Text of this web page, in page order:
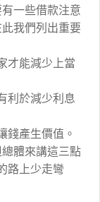
一些借款注意
我們列出重要
才能減少上當
利於減少利息
錢產生價值。
體來講這三點
路上少走彎